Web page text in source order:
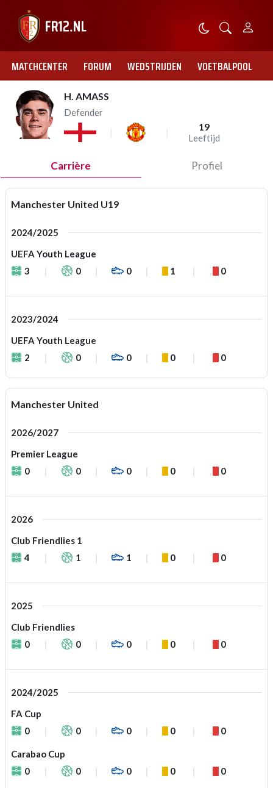
MATCHCENTER FORUM WEDSTRIJDEN VOETBALPOOL
H. AMASS
Defender
19
Leeftijd
Carrière Profiel
Manchester United U19
2024/2025
UEFA Youth League
3
0 0 1 0
2023/2024
UEFA Youth League
2
0 0 0 0
Manchester United
2026/2027
Premier League
0
0 0 0 0
2026
Club Friendlies 1
4
1 1 0 0
2025
Club Friendlies
0
0 0 0 0
2024/2025
FA Cup
0
0 0 0 0
Carabao Cup
0
0 0 0 0